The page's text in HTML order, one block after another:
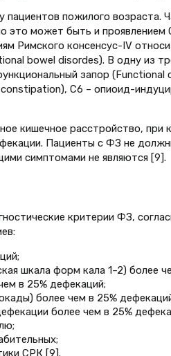
пациентов пожилого возраста.
это может быть и
Римского консенсус-IV
bowel disordes). В одну из
запор
С6 – опиоид-
кишечное расстройство,
Пациенты с ФЗ не
симптомами не являются [9].
критерии ФЗ,
шкала форм кала 1–2) более
в 25% дефекаций;
более чем в 25%
более чем в 25%
СРК [9].